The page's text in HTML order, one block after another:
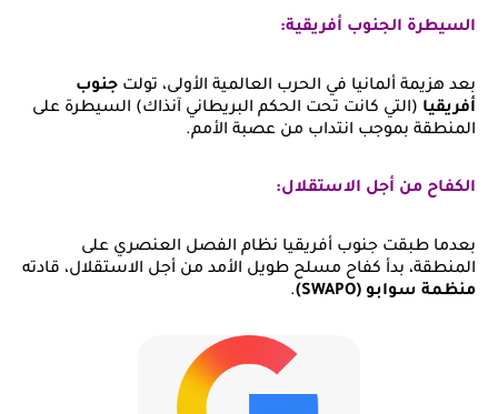
السيطرة الجنوب أفريقية:
بعد هزيمة ألمانيا في الحرب العالمية الأولى، تولت جنوب
أفريقيا (التي كانت تحت الحكم البريطاني آنذاك) السيطرة على
المنطقة بموجب انتداب من عصبة الأمم.
الكفاح من أجل الاستقلال:
بعدما طبقت جنوب أفريقيا نظام الفصل العنصري على
المنطقة، بدأ كفاح مسلح طويل الأمد من أجل الاستقلال، قادته
منظمة سوابو (SWAPO)
.